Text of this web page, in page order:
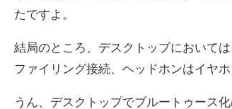
たですよ。
結局のところ、デスクトップにおいて
ファイリング接続、ヘッドホンはイヤホ
うん、デスクトップでブルートゥース化